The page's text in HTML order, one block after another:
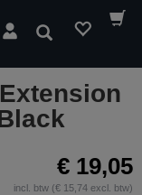
Zoeken
€ 19,05
incl. btw (€ 15,74 excl. btw)